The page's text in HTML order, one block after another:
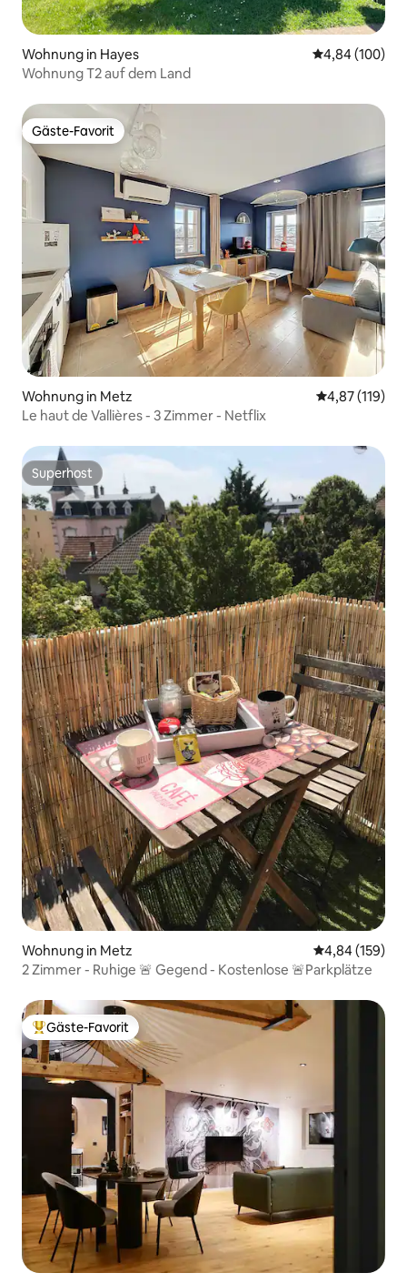
Wohnung in Hayes
4,84 (100)
Wohnung T2 auf dem Land
Gäste-Favorit
Gäste-Favorit
Wohnung in Metz
4,87 (119)
Le haut de Vallières - 3 Zimmer - Netflix
Superhost
Superhost
Wohnung in Metz
4,84 (159)
2 Zimmer - Ruhige 🚨 Gegend - Kostenlose 🚨Parkplätze
Beliebter Gäste-Favorit.
Gäste-Favorit